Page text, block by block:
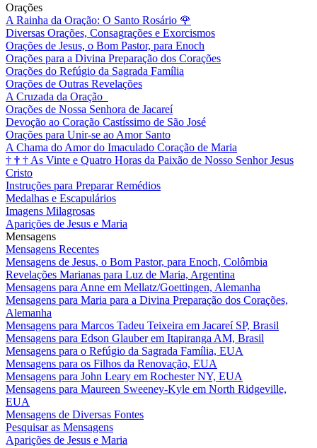
Orações
A Rainha da Oração: O Santo Rosário 🌹
Diversas Orações, Consagrações e Exorcismos
Orações de Jesus, o Bom Pastor, para Enoch
Orações para a Divina Preparação dos Corações
Orações do Refúgio da Sagrada Família
Orações de Outras Revelações
A Cruzada da Oração
Orações de Nossa Senhora de Jacareí
Devoção ao Coração Castíssimo de São José
Orações para Unir-se ao Amor Santo
A Chama do Amor do Imaculado Coração de Maria
† † † As Vinte e Quatro Horas da Paixão de Nosso Senhor Jesus
Cristo
Instruções para Preparar Remédios
Medalhas e Escapulários
Imagens Milagrosas
Aparições de Jesus e Maria
Mensagens
Mensagens Recentes
Mensagens de Jesus, o Bom Pastor, para Enoch, Colômbia
Revelações Marianas para Luz de Maria, Argentina
Mensagens para Anne em Mellatz/Goettingen, Alemanha
Mensagens para Maria para a Divina Preparação dos Corações,
Alemanha
Mensagens para Marcos Tadeu Teixeira em Jacareí SP, Brasil
Mensagens para Edson Glauber em Itapiranga AM, Brasil
Mensagens para o Refúgio da Sagrada Família, EUA
Mensagens para os Filhos da Renovação, EUA
Mensagens para John Leary em Rochester NY, EUA
Mensagens para Maureen Sweeney-Kyle em North Ridgeville,
EUA
Mensagens de Diversas Fontes
Pesquisar as Mensagens
Aparições de Jesus e Maria